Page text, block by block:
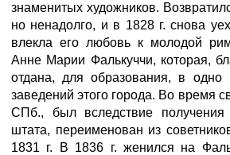
знаменитых художников.
но ненадолго, и в 1828 г. снова
влекла его любовь к молодой
Анне Марии Фалькуччи, которая,
отдана, для образования, в одно
заведений этого города. Во время
СПб., был вследствие получения
штата, переименован из
1831 г. В 1836 г. женился на